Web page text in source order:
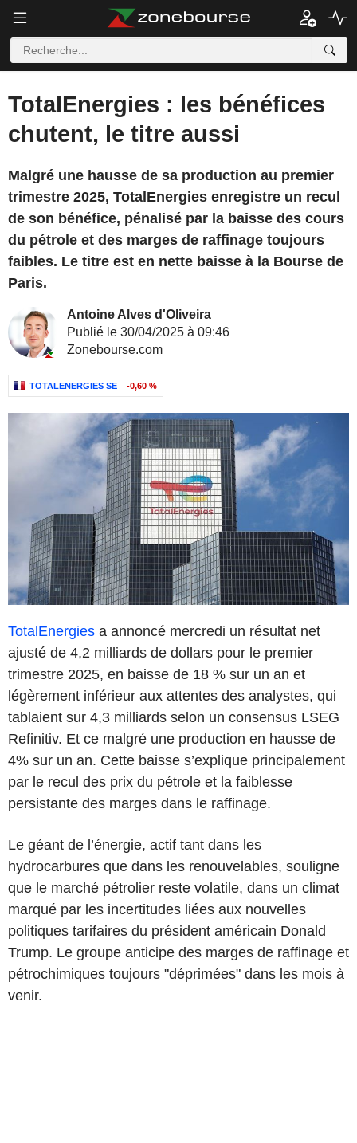
TotalEnergies : les bénéfices
chutent, le titre aussi
Malgré une hausse de sa production au premier
trimestre 2025, TotalEnergies enregistre un recul
de son bénéfice, pénalisé par la baisse des cours
du pétrole et des marges de raffinage toujours
faibles. Le titre est en nette baisse à la Bourse de
Paris.
Antoine Alves d'Oliveira
Publié le 30/04/2025 à 09:46
Zonebourse.com
TOTALENERGIES SE -0,60 %
TotalEnergies a annoncé mercredi un résultat net
ajusté de 4,2 milliards de dollars pour le premier
trimestre 2025, en baisse de 18 % sur un an et
légèrement inférieur aux attentes des analystes, qui
tablaient sur 4,3 milliards selon un consensus LSEG
Refinitiv. Et ce malgré une production en hausse de
4% sur un an. Cette baisse s’explique principalement
par le recul des prix du pétrole et la faiblesse
persistante des marges dans le raffinage.
Le géant de l’énergie, actif tant dans les
hydrocarbures que dans les renouvelables, souligne
que le marché pétrolier reste volatile, dans un climat
marqué par les incertitudes liées aux nouvelles
politiques tarifaires du président américain Donald
Trump. Le groupe anticipe des marges de raffinage et
pétrochimiques toujours "déprimées" dans les mois à
venir.